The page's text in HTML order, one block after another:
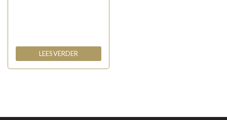
LEES VERDER